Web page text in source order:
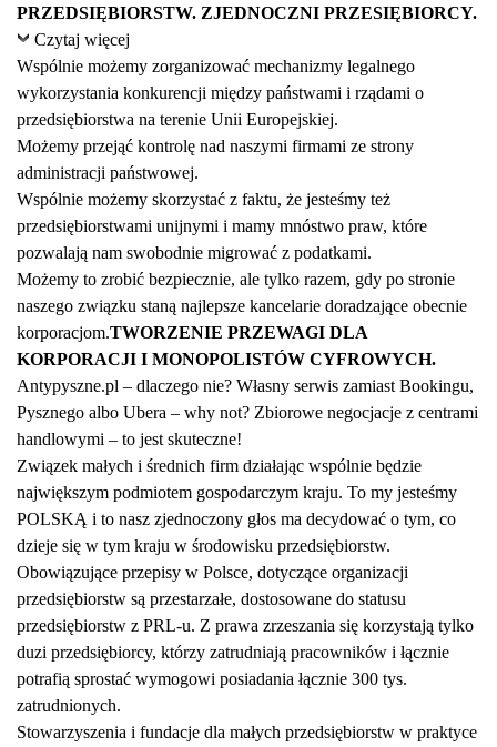
PRZEDSIĘBIORSTW. ZJEDNOCZNI PRZESIĘBIORCY.
Czytaj więcej
Wspólnie możemy zorganizować mechanizmy legalnego
wykorzystania konkurencji między państwami i rządami o
przedsiębiorstwa na terenie Unii Europejskiej.
Możemy przejąć kontrolę nad naszymi firmami ze strony
administracji państwowej.
Wspólnie możemy skorzystać z faktu, że jesteśmy też
przedsiębiorstwami unijnymi i mamy mnóstwo praw, które
pozwalają nam swobodnie migrować z podatkami.
Możemy to zrobić bezpiecznie, ale tylko razem, gdy po stronie
naszego związku staną najlepsze kancelarie doradzające obecnie
korporacjom.TWORZENIE PRZEWAGI DLA
KORPORACJI I MONOPOLISTÓW CYFROWYCH.
Antypyszne.pl – dlaczego nie? Własny serwis zamiast Bookingu,
Pysznego albo Ubera – why not? Zbiorowe negocjacje z centrami
handlowymi – to jest skuteczne!
Związek małych i średnich firm działając wspólnie będzie
największym podmiotem gospodarczym kraju. To my jesteśmy
POLSKĄ i to nasz zjednoczony głos ma decydować o tym, co
dzieje się w tym kraju w środowisku przedsiębiorstw.
Obowiązujące przepisy w Polsce, dotyczące organizacji
przedsiębiorstw są przestarzałe, dostosowane do statusu
przedsiębiorstw z PRL-u. Z prawa zrzeszania się korzystają tylko
duzi przedsiębiorcy, którzy zatrudniają pracowników i łącznie
potrafią sprostać wymogowi posiadania łącznie 300 tys.
zatrudnionych.
Stowarzyszenia i fundacje dla małych przedsiębiorstw w praktyce